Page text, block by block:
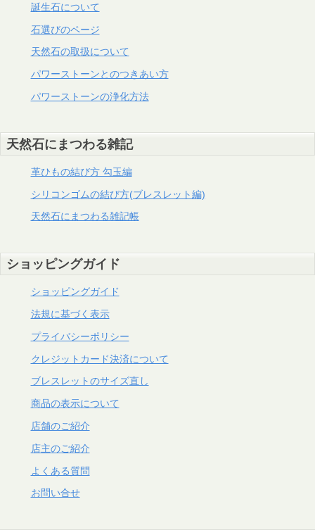
誕生石について
石選びのページ
天然石の取扱について
パワーストーンとのつきあい方
パワーストーンの浄化方法
天然石にまつわる雑記
革ひもの結び方 勾玉編
シリコンゴムの結び方(ブレスレット編)
天然石にまつわる雑記帳
ショッピングガイド
ショッピングガイド
法規に基づく表示
プライバシーポリシー
クレジットカード決済について
ブレスレットのサイズ直し
商品の表示について
店舗のご紹介
店主のご紹介
よくある質問
お問い合せ